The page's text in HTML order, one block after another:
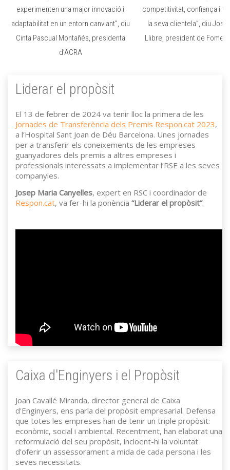
experimenten una major innovació i
adaptabilitat en un entorn canviant”, diu
Cinta Pascual Montañés, presidenta
d’ACRA
competitivitat, confiança i
la seva clientela”, diu
Llibre, president de
Liderar el propòsit
El 13 de febrer de 2024 va tenir lloc la primera de les
Jornades de Transferència dels Premis Respon.cat 2023,
a l’Hospital Sant Joan de Déu Barcelona. Unes jornades
per a transferir els coneixements de les empreses
guanyadores dels premis a altres empreses i
professionals interessats a implementar l’RSE a les seves
companyies.
Josep Maria Canyelles, expert en RSC i coordinador de
Respon.cat, va fer-hi la ponència “Liderar el propòsit”.
Caixa d'Enginyers i el Propòsit
Joan Cavallé Miranda, director general de Caixa
d'Enginyers, ens parla del propòsit empresarial. Defensa
que totes les empreses han de tenir un triple propòsit:
econòmic, social i ambiental. Recentment, han elaborat una
reformulació del seu propòsit, incloent-hi la voluntat
d’oferir un assessorament a mida de cada persona i les
seves necessitats.